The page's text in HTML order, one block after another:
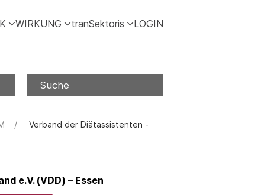
WIRKUNG tranSektoris LOGIN
Suche
Verband der Diätassistenten -
e.V. (VDD) – Essen